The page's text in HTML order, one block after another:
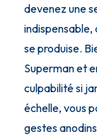
devenez une
indispensable,
se produise.
Superman et
culpabilité si
échelle, vous
gestes